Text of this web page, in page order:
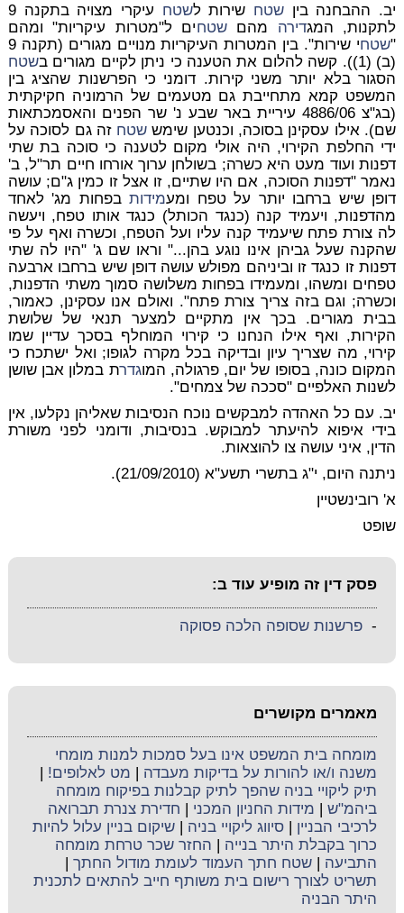
יב. ההבחנה בין שטח שירות לשטח
עיקרי מצויה בתקנה 9
לתקנות, המגדירה מהםשטחים ל"מטרות עיקריות" ומהם
"שטח
י שירות". בין המטרות העיקריות מנויים מגורים (תקנה 9
(ב) (1)). קשה להלום את הטענה כי ניתן לקיים מגורים ב
שטח
הסגור בלא יותר משני קירות. דומני כי הפרשנות שהציג בין
המשפט קמא מתחייבת גם מטעמים של הרמוניה חקיקתית
(בג"צ 4886/06 עיריית באר שבע נ' שר הפנים והאסמכתאות
שם). אילו עסקינן בסוכה, וכנטען שימש שטח זה גם לסוכה על
ידי החלפת הקירוי, היה אולי מקום לטענה כי סוכה בת שתי
דפנות ועוד מעט היא כשרה; בשולחן ערוך אורחו חיים תר"ל, ב'
נאמר "דפנות הסוכה, אם היו שתיים, זו אצל זו כמין ג"ם; עושה
דופן שיש ברחבו יותר על טפח ומעמידותבפחות מג' לאחד
מהדפנות, ויעמיד קנה (כנגד הכותל) כנגד אותו טפח, ויעשה
לה צורת פתח שיעמיד קנה עליו ועל הטפח, וכשרה ואף על פי
שהקנה שעל גביהן אינו נוגע בהן..." וראו שם ג' "היו לה שתי
דפנות זו כנגד זו וביניהם מפולש עושה דופן שיש ברחבו ארבעה
טפחים ומשהו, ומעמידו בפחות משלושה סמוך משתי הדפנות,
וכשרה; וגם בזה צריך צורת פתח". ואולם אנו עסקינן, כאמור,
בבית מגורים. בכך אין מתקיים למצער תנאי של שלושת
הקירות, ואף אילו הנחנו כי קירוי המוחלף בסכך עדיין שמו
קירוי, מה שצריך עיון ובדיקה בכל מקרה לגופו; ואל ישתכח כי
המקום כונה, בסופו של יום, פרגולה, המוגדרת במלון אבן שושן
לשנות האלפיים "סככה של צמחים".
יב. עם כל האהדה למבקשים נוכח הנסיבות שאליהן נקלעו, אין
בידי איפוא להיעתר למבוקש. בנסיבות, ודומני לפני משורת
הדין, איני עושה צו להוצאות.
ניתנה היום, י"ג בתשרי תשע"א (21/09/2010).
א' רובינשטיין
שופט
פסק דין זה מופיע עוד ב:
-פרשנות שסופה הלכה פסוקה
מאמרים מקושרים
מומחה בית המשפט אינו בעל סמכות למנות מומחי
משנה ו/או להורות על בדיקות מעבדה
מט לאלופים!
תיק ליקויי בניה שהפך לתיק קבלנות בפיקוח מומחה
ביהמ"ש
מידות החניון המכני
חדירת צנרת תברואה
לרכיבי הבניין |סיווג ליקויי בניה |שיקום בניין עלול להיות
כרוך בקבלת היתר בנייה
החזר שכר טרחת מומחה
התביעה |שטח חתך העמוד לעומת מודול החתך
תשריט לצורך רישום בית משותף חייב להתאים לתכנית
היתר הבניה